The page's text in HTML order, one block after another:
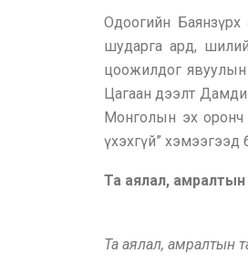
Одоогийн
шударга ард,
цоожилдог
Цагаан дээлт
Монголын эх оронч
үхэхгүй” хэмээгээд
Та аялал, амралтын
Та аялал, амралтын